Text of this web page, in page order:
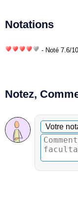
Notations
- Noté 7.6/10
Notez,
Votre